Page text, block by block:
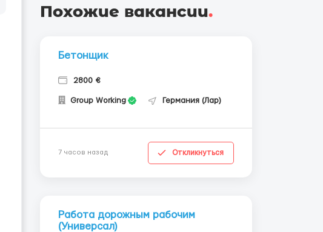
Похожие вакансии.
Бетонщик
2800 €
Group Working Германия (Лар)
7 часов назад Откликнуться
Работа дорожным рабочим
(Универсал)